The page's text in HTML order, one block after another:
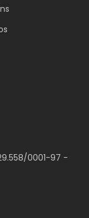
0001-97 -